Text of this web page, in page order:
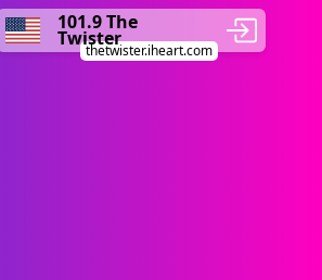
101.9 The
Twister
thetwister.iheart.com